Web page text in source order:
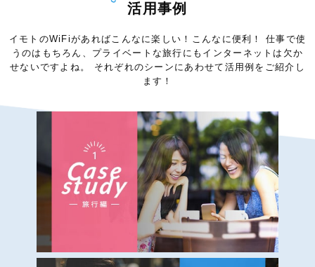
活用事例
イモトのWiFiがあればこんなに楽しい！こんなに便利！
仕事で使
うのはもちろん、プライベートな旅行にもインターネットは欠か
せないですよね。
それぞれのシーンにあわせて活用例をご紹介し
ます！